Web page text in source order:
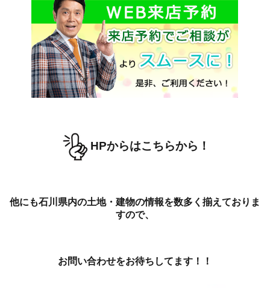
HPからはこちらから！
他にも石川県内の土地・建物の情報を数多く揃えておりま
すので、
お問い合わせをお待ちしてます！！